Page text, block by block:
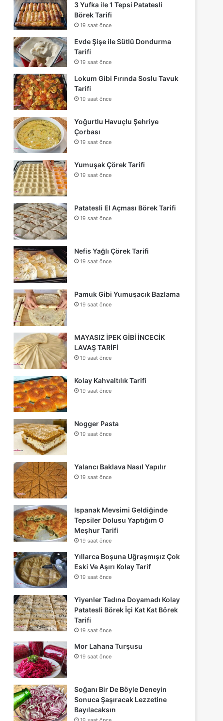
3 Yufka ile 1 Tepsi Patatesli
Börek Tarifi
19 saat önce
Evde Şişe ile Sütlü Dondurma
Tarifi
19 saat önce
Lokum Gibi Fırında Soslu Tavuk
Tarifi
19 saat önce
Yoğurtlu Havuçlu Şehriye
Çorbası
19 saat önce
Yumuşak Çörek Tarifi
19 saat önce
Patatesli El Açması Börek Tarifi
19 saat önce
Nefis Yağlı Çörek Tarifi
19 saat önce
Pamuk Gibi Yumuşacık Bazlama
19 saat önce
MAYASIZ İPEK GİBİ İNCECİK
LAVAŞ TARİFİ
19 saat önce
Kolay Kahvaltılık Tarifi
19 saat önce
Nogger Pasta
19 saat önce
Yalancı Baklava Nasıl Yapılır
19 saat önce
Ispanak Mevsimi Geldiğinde
Tepsiler Dolusu Yaptığım O
Meşhur Tarifi
19 saat önce
Yıllarca Boşuna Uğraşmışız Çok
Eski Ve Aşırı Kolay Tarif
19 saat önce
Yiyenler Tadına Doyamadı Kolay
Patatesli Börek İçi Kat Kat Börek
Tarifi
19 saat önce
Mor Lahana Turşusu
19 saat önce
Soğanı Bir De Böyle Deneyin
Sonuca Şaşıracak Lezzetine
Bayılacaksın